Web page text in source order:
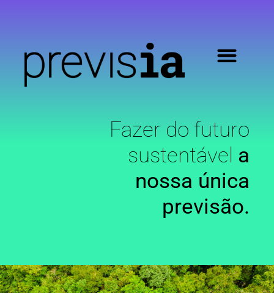
Fazer do futuro
sustentável a
nossa única
previsão.